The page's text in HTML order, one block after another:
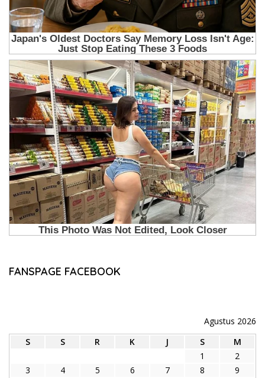
FANSPAGE FACEBOOK
Agustus 2026
S
S R K J S
M
1
2
3
4 5 6 7 8
9